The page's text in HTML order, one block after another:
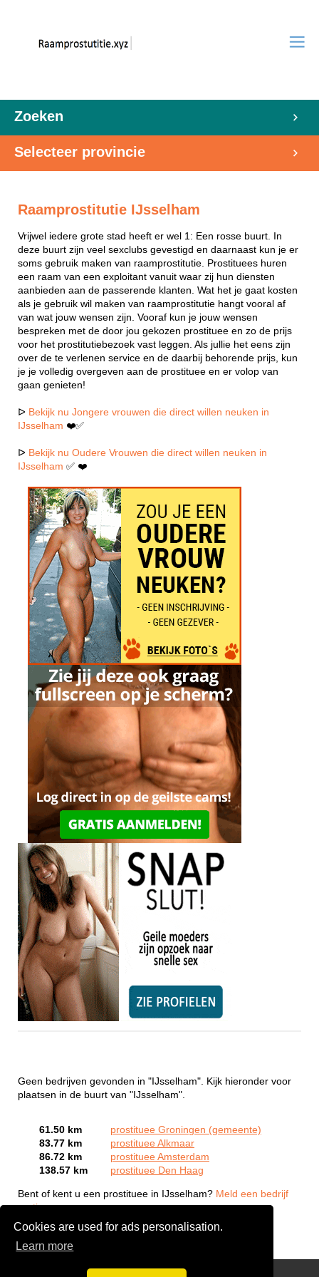
Cookies are used for ads personalisation.
Learn more
Zoeken
Selecteer provincie
Raamprostitutie IJsselham
Vrijwel iedere grote stad heeft er wel 1: Een rosse buurt. In
deze buurt zijn veel sexclubs gevestigd en daarnaast kun je er
soms gebruik maken van raamprostitutie. Prostituees huren
een raam van een exploitant vanuit waar zij hun diensten
aanbieden aan de passerende klanten. Wat het je gaat kosten
als je gebruik wil maken van raamprostitutie hangt vooral af
van wat jouw wensen zijn. Vooraf kun je jouw wensen
bespreken met de door jou gekozen prostituee en zo de prijs
voor het prostitutiebezoek vast leggen. Als jullie het eens zijn
over de te verlenen service en de daarbij behorende prijs, kun
je je volledig overgeven aan de prostituee en er volop van
gaan genieten!
ᐅ Bekijk nu Jongere vrouwen die direct willen neuken in
IJsselham ❤️✅
ᐅ Bekijk nu Oudere Vrouwen die direct willen neuken in
IJsselham ✅ ❤️
Geen bedrijven gevonden in "IJsselham". Kijk hieronder voor
plaatsen in de buurt van "IJsselham".
61.50 km
prostituee Groningen (gemeente)
83.77 km
prostituee Alkmaar
86.72 km
prostituee Amsterdam
138.57 km
prostituee Den Haag
Bent of kent u een prostituee in IJsselham? Meld een bedrijf
gratis aan